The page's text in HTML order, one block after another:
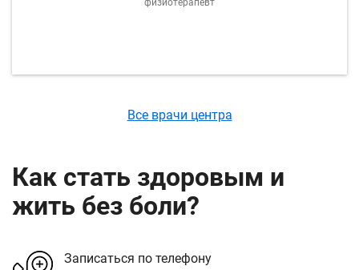
Все врачи центра
Как стать здоровым и
жить без боли?
Записаться по телефону